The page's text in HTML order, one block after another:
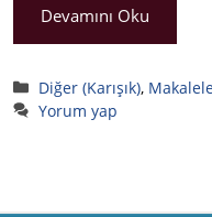
Devamını Oku
Kategoriler
Diğer (Karışık),
Yorum yap